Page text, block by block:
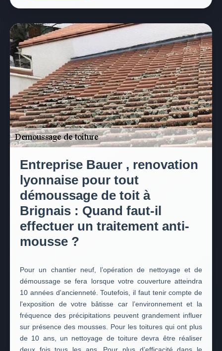
Entreprise Bauer , renovation
lyonnaise pour tout
démoussage de toit à
Brignais : Quand faut-il
effectuer un traitement anti-
mousse ?
Pour un chantier neuf, l’opération de nettoyage et de
démoussage se fera lorsque votre couverture atteindra
10 années d'ancienneté. Toutefois, il faut tenir compte de
l'exposition de votre bâtisse car l’environnement et la
fréquence des précipitations peuvent grandement influer
sur présence des mousses. Pour les toitures qui ont plus
de 10 ans, un nettoyage de toiture devra être réaliser